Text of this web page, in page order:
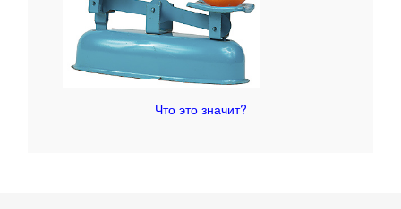
Что это значит?